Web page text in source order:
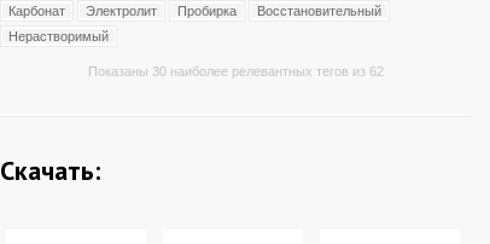
Карбонат
Электролит Пробирка
Восстановительный
Нерастворимый
Показаны 30 наиболее релевантных тегов из 62
Скачать: